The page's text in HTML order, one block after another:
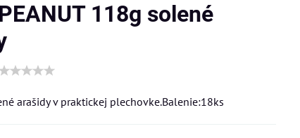
118g solené
arašidy v praktickej plechovke.Balenie:18ks